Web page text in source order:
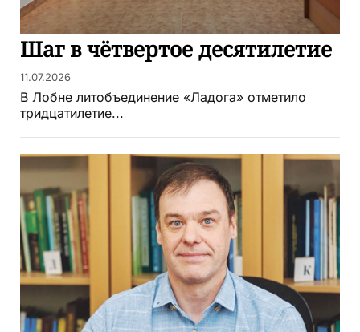
Шаг в чётвертое десятилетие
11.07.2026
В Лобне литобъединение «Ладога» отметило
тридцатилетие...